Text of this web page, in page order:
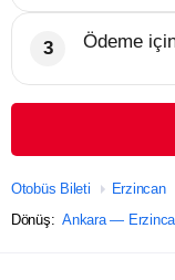
Ödeme
Otobüs Bileti Erzincan
Dönüş: Ankara —